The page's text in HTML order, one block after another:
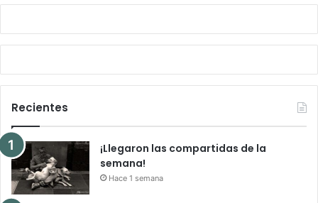
Recientes
¡Llegaron las compartidas de la
semana!
Hace 1 semana